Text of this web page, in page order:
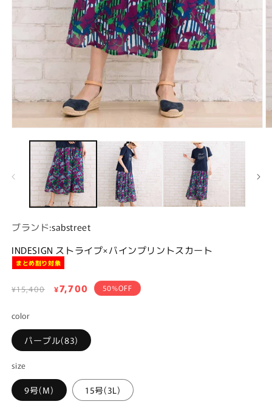
ブランド:sabstreet
INDESIGN ストライプ×バインプリントスカート
まとめ割り対象
通
価
格
¥15,400
セ
価
格
¥7,700 50%OFF
color
パープル(83)
size
9号(M) 15号(3L)